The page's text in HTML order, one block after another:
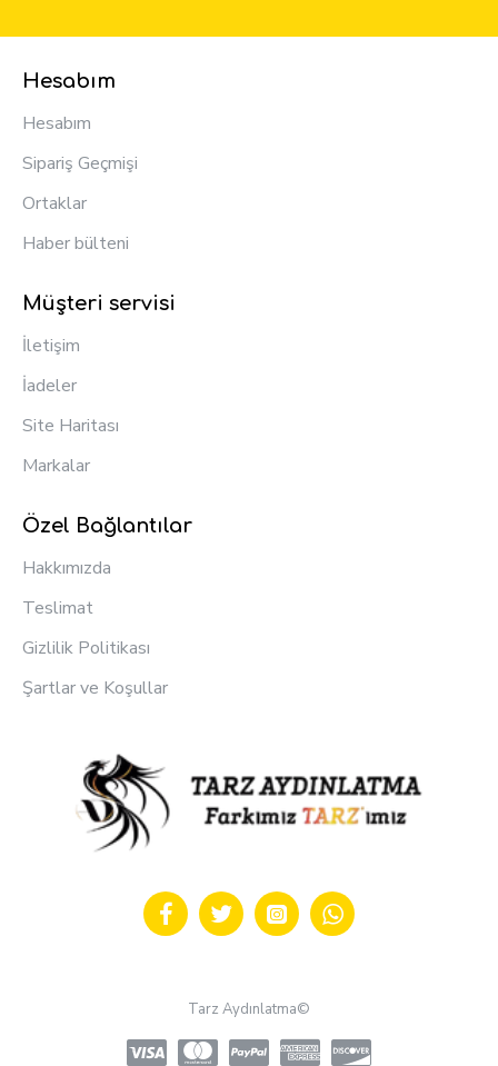
Hesabım
Hesabım
Sipariş Geçmişi
Ortaklar
Haber bülteni
Müşteri servisi
İletişim
İadeler
Site Haritası
Markalar
Özel Bağlantılar
Hakkımızda
Teslimat
Gizlilik Politikası
Şartlar ve Koşullar
Tarz Aydınlatma©